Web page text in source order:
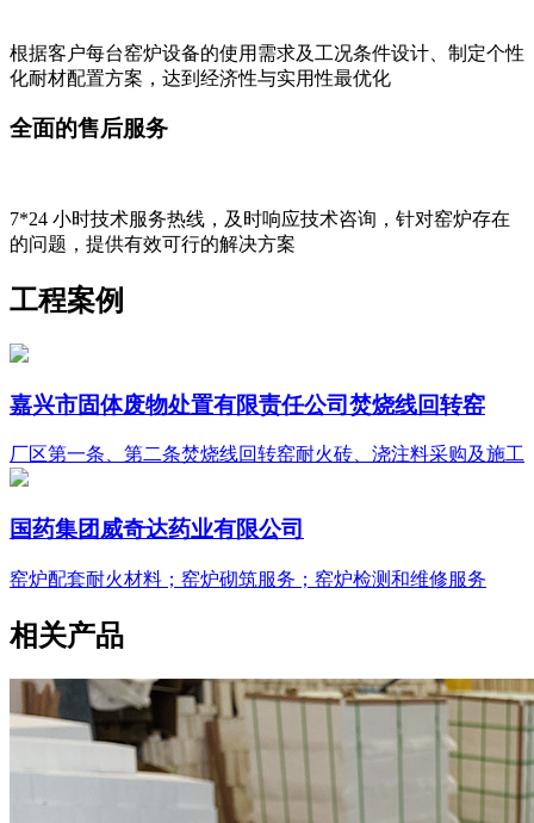
根据客户每台窑炉设备的使用需求及工况条件设计、制定个性
化耐材配置方案，达到经济性与实用性最优化
全面的售后服务
7*24 小时技术服务热线，及时响应技术咨询，针对窑炉存在
的问题，提供有效可行的解决方案
工程案例
嘉兴市固体废物处置有限责任公司焚烧线回转窑
厂区第一条、第二条焚烧线回转窑耐火砖、浇注料采购及施工
国药集团威奇达药业有限公司
窑炉配套耐火材料；窑炉砌筑服务；窑炉检测和维修服务
相关产品